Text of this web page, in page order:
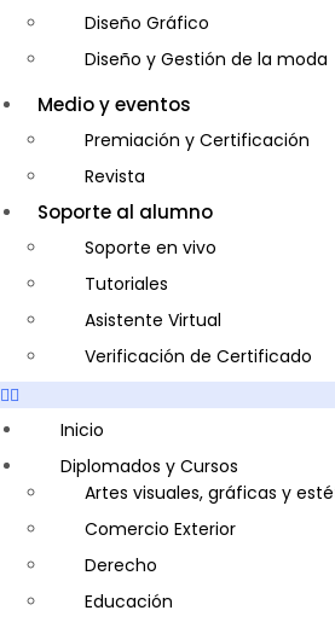
Diseño Gráfico
Diseño y Gestión de la moda
Entrenador Personal y
Gastronomía
Gestor de Crédito y Cobranza
Guía de Turismo
Inglés Americano
Marketing y Publicidad
Medio Ambiente y Seguridad
Plataforma Bancaria y
Secretaria Corporativo
Telemarketing
Ventas de Productos y
Visitador Médico
Medio y eventos
Premiación y Certificación
Revista
Soporte al alumno
Soporte en vivo
Tutoriales
Asistente Virtual
Verificación de Certificado
Inicio
Diplomados y Cursos
Artes visuales, gráficas y
Comercio Exterior
Derecho
Educación